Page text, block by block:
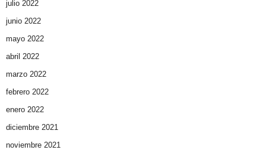
julio 2022
junio 2022
mayo 2022
abril 2022
marzo 2022
febrero 2022
enero 2022
diciembre 2021
noviembre 2021